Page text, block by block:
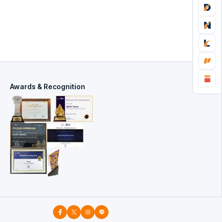
Awards & Recognition